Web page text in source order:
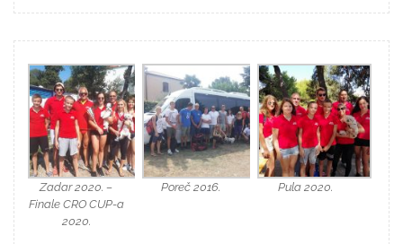
Zadar 2020. –
Finale CRO CUP-a
2020.
Poreč 2016. Pula 2020.